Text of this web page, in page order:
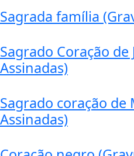
Sagrada família
Sagrado Coração de
Assinadas)
Sagrado coração de
Assinadas)